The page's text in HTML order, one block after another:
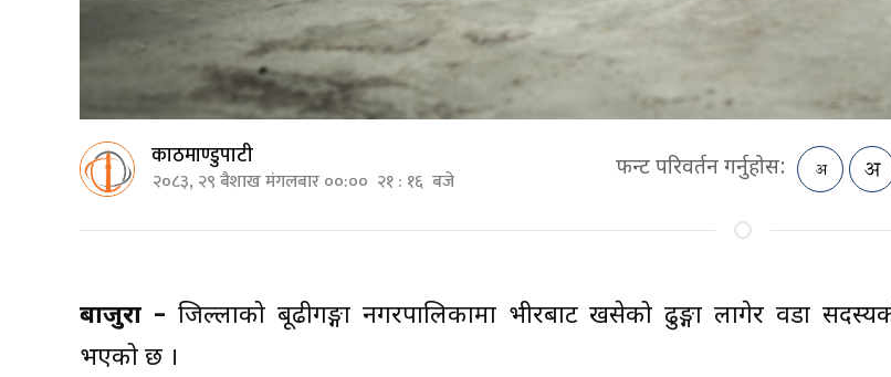
काठमाण्डुपाटी
२०८३, २९ बैशाख मंगलबार ००:०० २१ : १६ बजे फन्ट परिवर्तन गर्नुहोस:
बाजुरा – जिल्लाको बूढीगङ्गा नगरपालिकामा भीरबाट खसेको ढुङ्गा लागेर वडा
भएको छ ।